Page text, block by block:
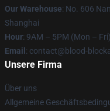
Our Warehouse: No. 606
Shanghai
Hour: 9AM – 5PM (Mon – Fri)
Email : contact@blood-
Unsere Firma
Über uns
Allgemeine